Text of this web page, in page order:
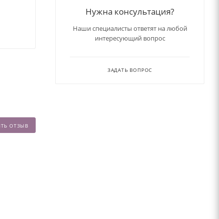
ОТЗЫВ
Нужна консультация?
Наши специалисты ответят на любой
интересующий вопрос
ЗАДАТЬ ВОПРОС